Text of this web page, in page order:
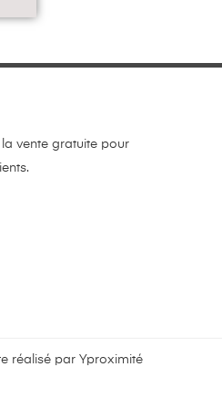
la vente gratuite pour
réalisé par Yproximité